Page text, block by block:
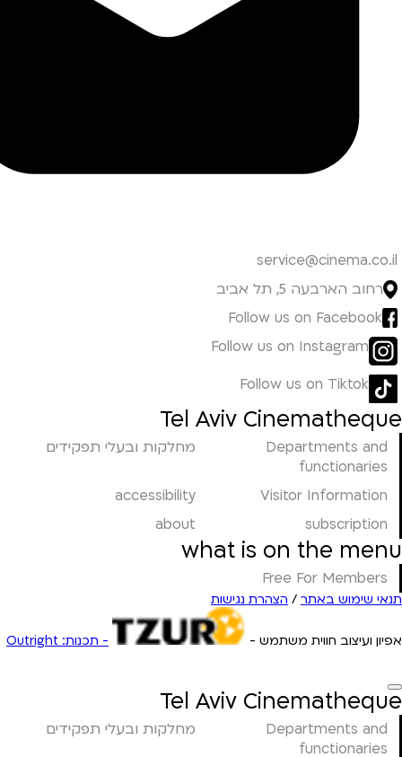
service@cinema.co.il
רחוב הארבעה 5, תל אביב
Follow us on Facebook
Follow us on Instagram
Follow us on Tiktok
Tel Aviv Cinematheque
Departments and
functionaries
מחלקות ובעלי תפקידים
Visitor Information
accessibility
subscription
about
what is on the menu
Free For Members
תנאי שימוש באתר / הצהרת נגישות
אפיון ועיצוב חווית משתמש - - תכנות: Outright
Tel Aviv Cinematheque
Departments and
functionaries
מחלקות ובעלי תפקידים